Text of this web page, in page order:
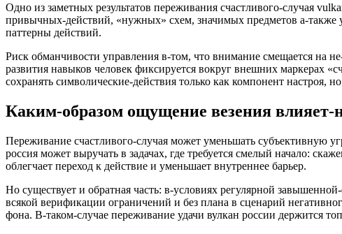
Одно из заметных результатов переживания счастливого-случая
привычных-действий, «нужных» схем, значимых предметов а-
паттерны действий.
Риск обманчивости управления в-том, что внимание смещается на
развития навыков человек фиксируется вокруг внешних маркерах
сохранять символические-действия только как компонент настроя,
Каким-образом ощущение везения влияет-
Переживание счастливого-случая может уменьшать субъективную
россия может выручать в задачах, где требуется смелый начало:
облегчает переход к действие и уменьшает внутреннее барьер.
Но существует и обратная часть: в-условиях регулярной
всякой верификации ограничений и без плана в сценарий
фона. В-таком-случае переживание удачи вулкан россии держится